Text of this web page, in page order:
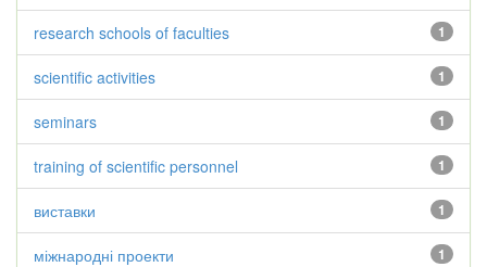
1
research schools of faculties
1
scientific activities
1
seminars
1
training of scientific personnel
1
виставки
1
міжнародні проекти